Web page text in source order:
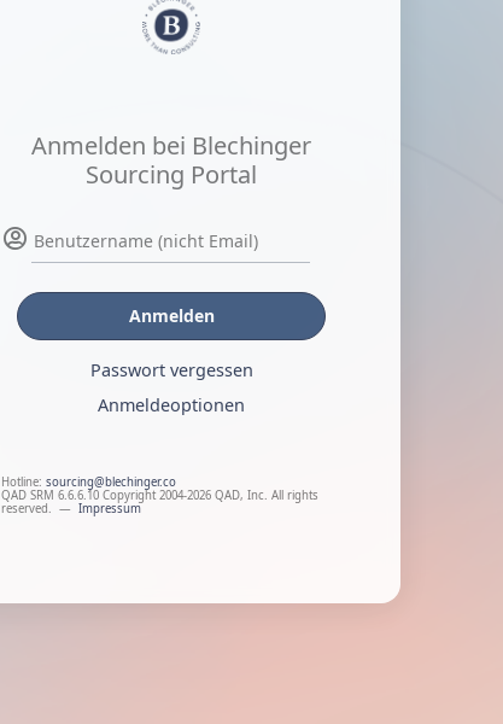
Anmelden bei Blechinger
Sourcing Portal
Anmelden
Passwort vergessen
Anmeldeoptionen
Hotline: sourcing@blechinger.co
QAD SRM 6.6.6.10 Copyright 2004-2026 QAD, Inc. All rights
reserved. — Impressum